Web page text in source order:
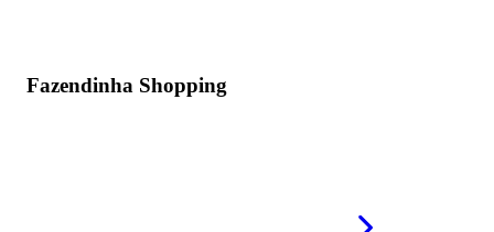
Fazendinha Shopping